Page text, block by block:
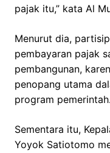
pajak itu,” kata Al
Menurut dia,
pembayaran pajak
pembangunan,
penopang utama
program pemerintah.
Sementara itu,
Yoyok Satiotomo